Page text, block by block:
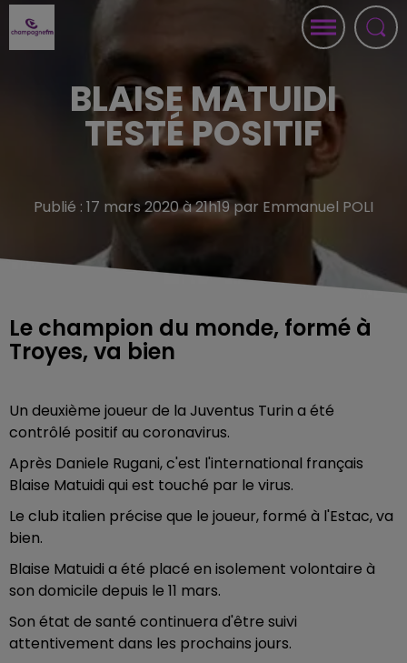
BLAISE MATUIDI
TESTÉ POSITIF
Publié : 17 mars 2020 à 21h19 par Emmanuel POLI
Le champion du monde, formé à
Troyes, va bien
Un deuxième joueur de la Juventus Turin a été
contrôlé positif au coronavirus.
Après Daniele Rugani, c'est l'international français
Blaise Matuidi qui est touché par le virus.
Le club italien précise que le joueur, formé à l'Estac, va
bien.
Blaise Matuidi a été placé en isolement volontaire à
son domicile depuis le 11 mars.
Son état de santé continuera d'être suivi
attentivement dans les prochains jours.